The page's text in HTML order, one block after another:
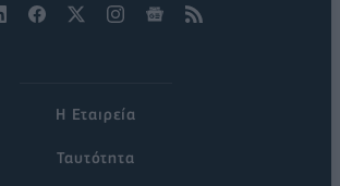
Η Εταιρεία
Ταυτότητα